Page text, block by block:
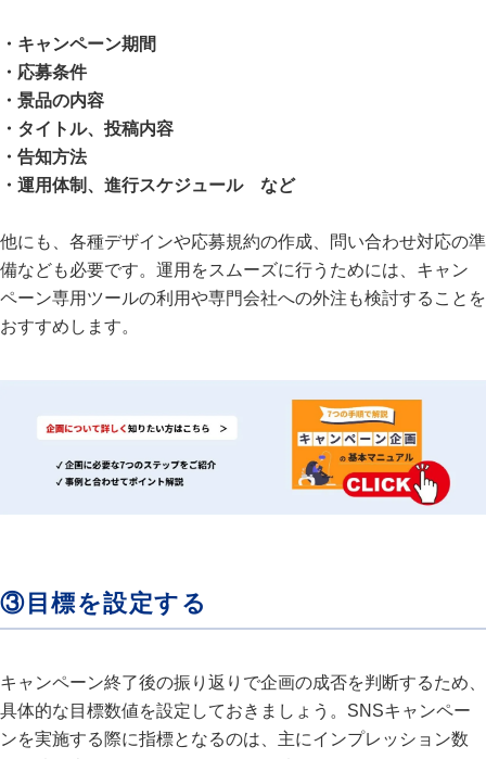
・キャンペーン期間
・応募条件
・景品の内容
・タイトル、投稿内容
・告知方法
・運用体制、進行スケジュール など
他にも、各種デザインや応募規約の作成、問い合わせ対応の準
備なども必要です。運用をスムーズに行うためには、キャン
ペーン専用ツールの利用や専門会社への外注も検討することを
おすすめします。
③目標を設定する
キャンペーン終了後の振り返りで企画の成否を判断するため、
具体的な目標数値を設定しておきましょう。SNSキャンペー
ンを実施する際に指標となるのは、主にインプレッション数